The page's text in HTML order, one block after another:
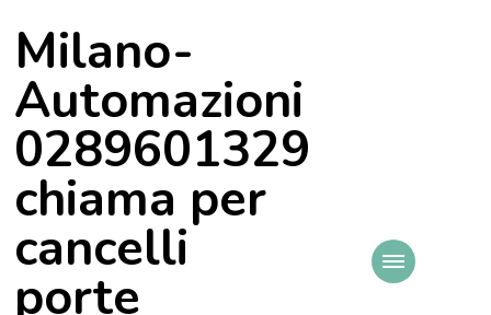
Milano-
Automazioni
0289601329
chiama per
cancelli
porte